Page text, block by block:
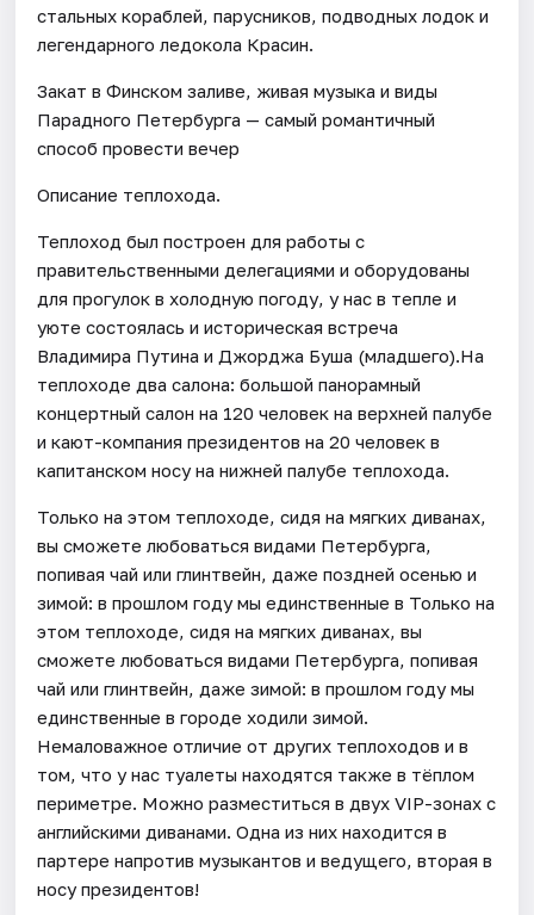
стальных кораблей, парусников, подводных лодок и
легендарного ледокола Красин.
Закат в Финском заливе, живая музыка и виды
Парадного Петербурга — самый романтичный
способ провести вечер
Описание теплохода.
Теплоход был построен для работы с
правительственными делегациями и оборудованы
для прогулок в холодную погоду, у нас в тепле и
уюте состоялась и историческая встреча
Владимира Путина и Джорджа Буша (младшего).На
теплоходе два салона: большой панорамный
концертный салон на 120 человек на верхней палубе
и кают-компания президентов на 20 человек в
капитанском носу на нижней палубе теплохода.
Только на этом теплоходе, сидя на мягких диванах,
вы сможете любоваться видами Петербурга,
попивая чай или глинтвейн, даже поздней осенью и
зимой: в прошлом году мы единственные в Только на
этом теплоходе, сидя на мягких диванах, вы
сможете любоваться видами Петербурга, попивая
чай или глинтвейн, даже зимой: в прошлом году мы
единственные в городе ходили зимой.
Немаловажное отличие от других теплоходов и в
том, что у нас туалеты находятся также в тёплом
периметре. Можно разместиться в двух VIP-зонах с
английскими диванами. Одна из них находится в
партере напротив музыкантов и ведущего, вторая в
носу президентов!